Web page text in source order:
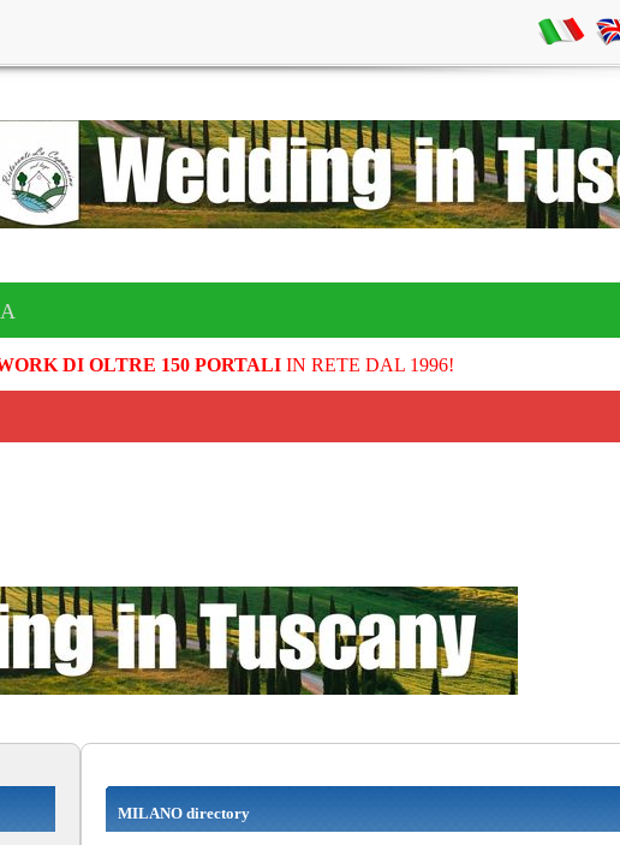
DI OLTRE 150 PORTALIIN RETE DAL 1996!
MILANO directory